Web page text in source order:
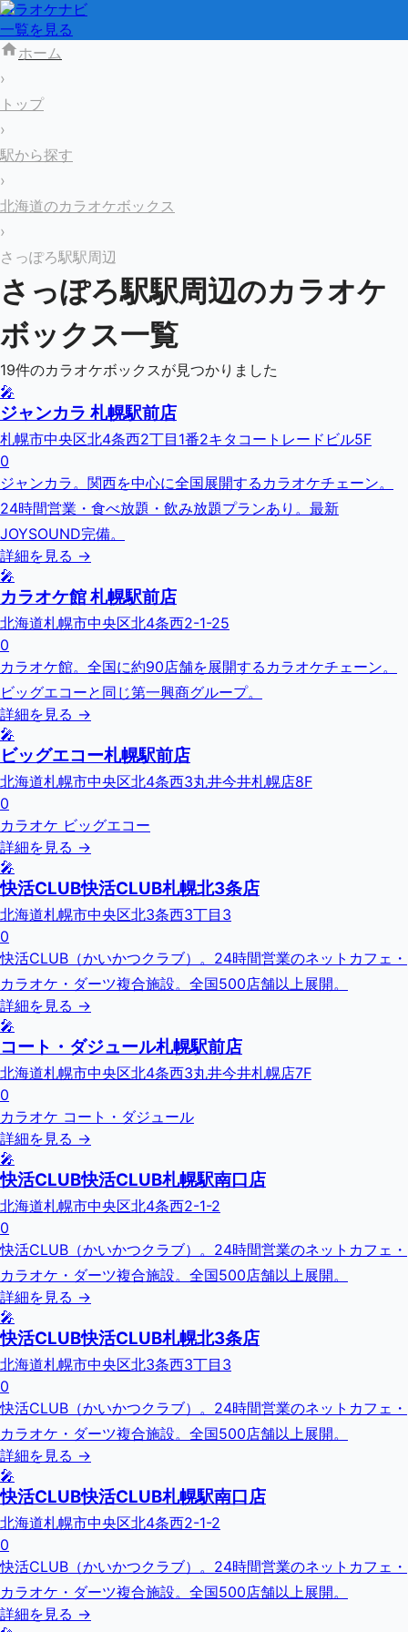
カラオケナビ
一覧を見る
ホーム
›
トップ
›
駅から探す
›
北海道のカラオケボックス
›
さっぽろ駅駅周辺
さっぽろ駅駅周辺のカラオケ
ボックス一覧
19件のカラオケボックスが見つかりました
🎤
ジャンカラ 札幌駅前店
札幌市中央区北4条西2丁目1番2キタコートレードビル5F
0
ジャンカラ。関西を中心に全国展開するカラオケチェーン。
24時間営業・食べ放題・飲み放題プランあり。最新
JOYSOUND完備。
詳細を見る →
🎤
カラオケ館 札幌駅前店
北海道札幌市中央区北4条西2-1-25
0
カラオケ館。全国に約90店舗を展開するカラオケチェーン。
ビッグエコーと同じ第一興商グループ。
詳細を見る →
🎤
ビッグエコー札幌駅前店
北海道札幌市中央区北4条西3丸井今井札幌店8F
0
カラオケ ビッグエコー
詳細を見る →
🎤
快活CLUB快活CLUB札幌北3条店
北海道札幌市中央区北3条西3丁目3
0
快活CLUB（かいかつクラブ）。24時間営業のネットカフェ・
カラオケ・ダーツ複合施設。全国500店舗以上展開。
詳細を見る →
🎤
コート・ダジュール札幌駅前店
北海道札幌市中央区北4条西3丸井今井札幌店7F
0
カラオケ コート・ダジュール
詳細を見る →
🎤
快活CLUB快活CLUB札幌駅南口店
北海道札幌市中央区北4条西2-1-2
0
快活CLUB（かいかつクラブ）。24時間営業のネットカフェ・
カラオケ・ダーツ複合施設。全国500店舗以上展開。
詳細を見る →
🎤
快活CLUB快活CLUB札幌北3条店
北海道札幌市中央区北3条西3丁目3
0
快活CLUB（かいかつクラブ）。24時間営業のネットカフェ・
カラオケ・ダーツ複合施設。全国500店舗以上展開。
詳細を見る →
🎤
快活CLUB快活CLUB札幌駅南口店
北海道札幌市中央区北4条西2-1-2
0
快活CLUB（かいかつクラブ）。24時間営業のネットカフェ・
カラオケ・ダーツ複合施設。全国500店舗以上展開。
詳細を見る →